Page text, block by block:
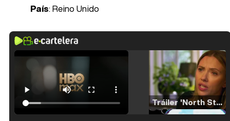
País: Reino Unido
Tráiler 'North Star' (2023)